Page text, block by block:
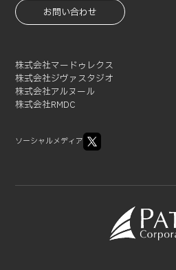
2021-05 (3)
2021-04 (2)
2021-02 (1)
お問い合わせ
株式会社マードゥレクス
株式会社ジヴァスタジオ
株式会社アルヌール
株式会社RMDC
ソーシャルメディア